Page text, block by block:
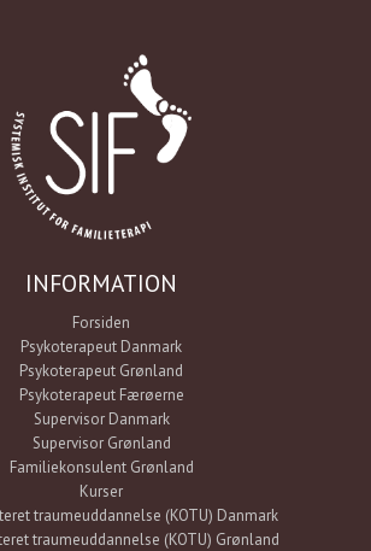
INFORMATION
Forsiden
Psykoterapeut Danmark
Psykoterapeut Grønland
Psykoterapeut Færøerne
Supervisor Danmark
Supervisor Grønland
Familiekonsulent Grønland
Kurser
traumeuddannelse (KOTU) Danmark
traumeuddannelse (KOTU) Grønland